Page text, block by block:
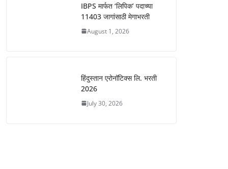
IBPS मार्फत ‘लिपिक’ पदाच्या
11403 जागांसाठी मेगाभरती
August 1, 2026
हिंदुस्तान एरोनॉटिक्स लि. भरती
2026
July 30, 2026